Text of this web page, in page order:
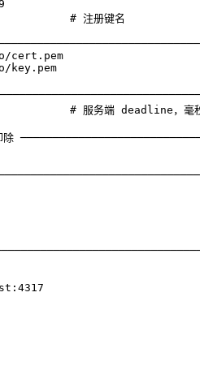
# 注册键名
cert.pem
# 服务端 deadline，毫